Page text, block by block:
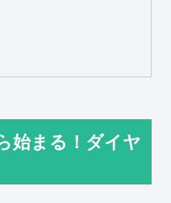
始まる！ダイヤ